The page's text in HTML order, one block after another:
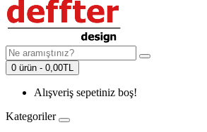
0 ürün - 0,00TL
Alışveriş sepetiniz boş!
Kategoriler